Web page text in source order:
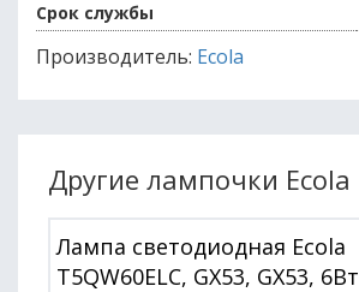
Срок службы
Производитель: Ecola
Другие лампочки Ecola
Лампа светодиодная Ecola
T5QW60ELC, GX53, GX53, 6Вт